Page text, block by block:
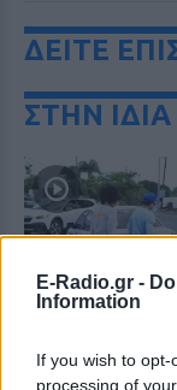
E-Radio.gr -
Information
If you wish to
processing of
ΔΕΙΤΕ
ΣΤΗΝ